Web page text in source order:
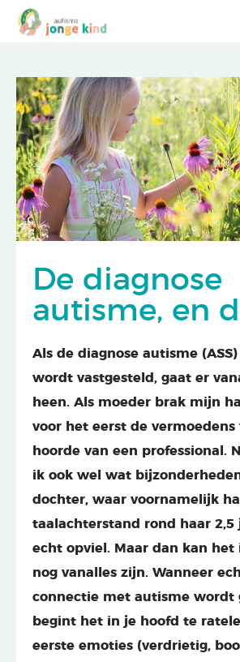
De diagnose
autisme, en
Als de diagnose autisme
wordt vastgesteld, gaat er
heen. Als moeder brak mijn
voor het eerst de vermoedens
hoorde van een professional.
ik ook wel wat
dochter, waar voornamelijk
taalachterstand rond haar 2,5
echt opviel. Maar dan kan het
nog vanalles zijn. Wanneer
connectie met autisme wordt
begint het in je hoofd te
eerste emoties (verdrietig,